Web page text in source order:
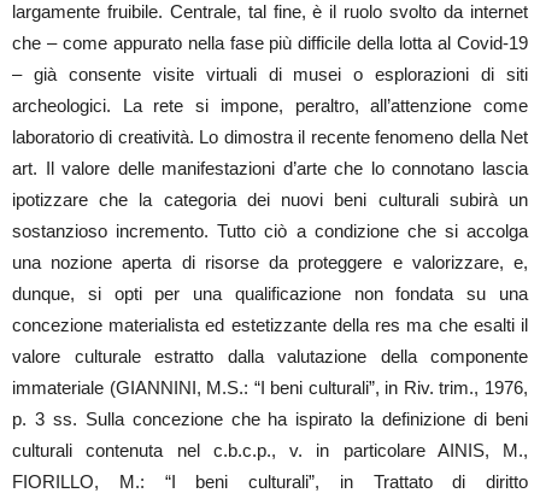
largamente fruibile. Centrale, tal fine, è il ruolo svolto da internet
che – come appurato nella fase più difficile della lotta al Covid-19
– già consente visite virtuali di musei o esplorazioni di siti
archeologici. La rete si impone, peraltro, all’attenzione come
laboratorio di creatività. Lo dimostra il recente fenomeno della Net
art. Il valore delle manifestazioni d’arte che lo connotano lascia
ipotizzare che la categoria dei nuovi beni culturali subirà un
sostanzioso incremento. Tutto ciò a condizione che si accolga
una nozione aperta di risorse da proteggere e valorizzare, e,
dunque, si opti per una qualificazione non fondata su una
concezione materialista ed estetizzante della res ma che esalti il
valore culturale estratto dalla valutazione della componente
immateriale (GIANNINI, M.S.: “I beni culturali”, in Riv. trim., 1976,
p. 3 ss. Sulla concezione che ha ispirato la definizione di beni
culturali contenuta nel c.b.c.p., v. in particolare AINIS, M.,
FIORILLO, M.: “I beni culturali”, in Trattato di diritto